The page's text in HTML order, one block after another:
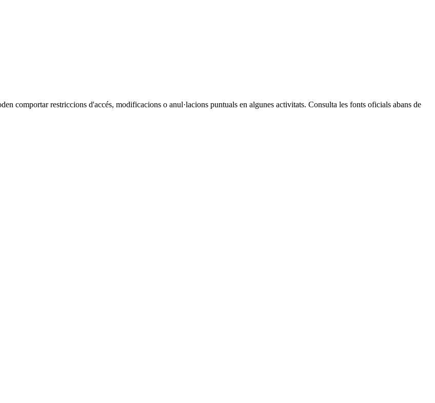
comportar restriccions d'accés, modificacions o anul·lacions puntuals en algunes activitats. Consulta les fonts oficials abans de